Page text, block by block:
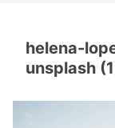
helena-
unsplash